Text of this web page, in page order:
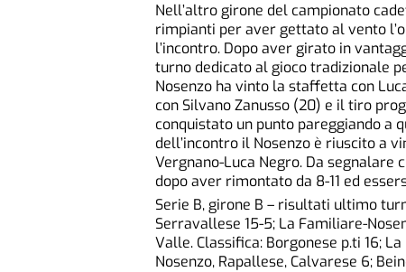
Nell’altro girone del campionato
rimpianti per aver gettato al vento
l’incontro. Dopo aver girato in
turno dedicato al gioco tradizionale
Nosenzo ha vinto la staffetta con
con Silvano Zanusso (20) e il tiro
conquistato un punto pareggiando a
dell’incontro il Nosenzo è riuscito a
Vergnano-Luca Negro. Da segnalare
dopo aver rimontato da 8-11 ed
Serie B, girone B – risultati ultimo
Serravallese 15-5; La Familiare-
Valle. Classifica: Borgonese p.ti 16;
Nosenzo, Rapallese, Calvarese 6;